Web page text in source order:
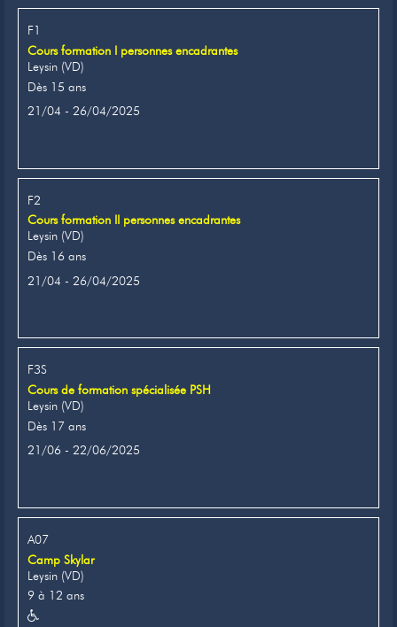
F1
Cours formation I personnes encadrantes
Leysin (VD)
Dès 15 ans
21/04 - 26/04/2025
F2
Cours formation II personnes encadrantes
Leysin (VD)
Dès 16 ans
21/04 - 26/04/2025
F3S
Cours de formation spécialisée PSH
Leysin (VD)
Dès 17 ans
21/06 - 22/06/2025
A07
Camp Skylar
Leysin (VD)
9 à 12 ans